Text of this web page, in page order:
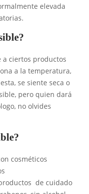
elevada
a ciertos productos
a la temperatura,
se siente seca o
pero quien dará
no olvides
cosméticos
de cuidado